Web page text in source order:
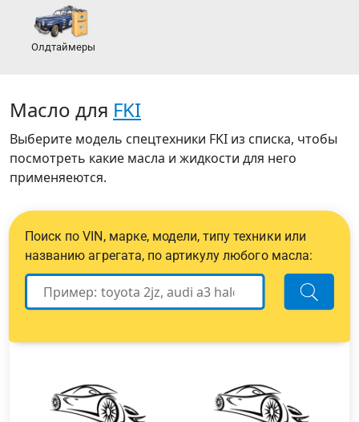
Олдтаймеры
Масло для FKI
Выберите модель спецтехники FKI из списка, чтобы
посмотреть какие масла и жидкости для него
применяеются.
Поиск по VIN, марке, модели, типу техники или
названию агрегата, по артикулу любого масла: